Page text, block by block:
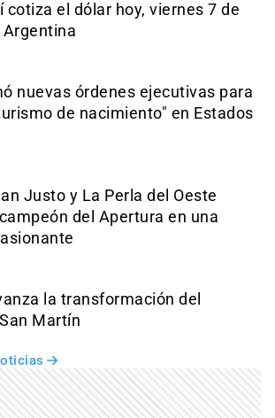
cotiza el dólar hoy, viernes 7 de
nuevas órdenes ejecutivas para
de nacimiento" en Estados
Justo y La Perla del Oeste
del Apertura en una
la transformación del
Martín